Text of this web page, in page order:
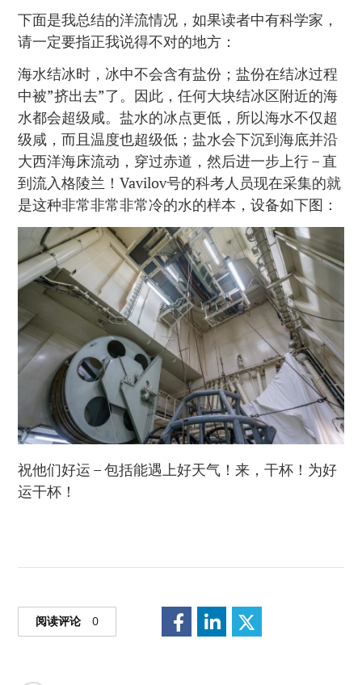
下面是我总结的洋流情况，如果读者中有科学家，
请一定要指正我说得不对的地方：
海水结冰时，冰中不会含有盐份；盐份在结冰过程
中被”挤出去”了。因此，任何大块结冰区附近的海
水都会超级咸。盐水的冰点更低，所以海水不仅超
级咸，而且温度也超级低；盐水会下沉到海底并沿
大西洋海床流动，穿过赤道，然后进一步上行 – 直
到流入格陵兰！Vavilov号的科考人员现在采集的就
是这种非常非常非常冷的水的样本，设备如下图：
祝他们好运 – 包括能遇上好天气！来，干杯！为好
运干杯！
阅读评论 0